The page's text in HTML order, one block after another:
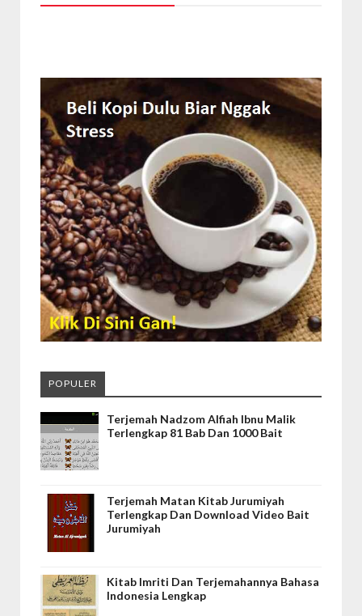
POPULER
Terjemah Nadzom Alfiah Ibnu Malik
Terlengkap 81 Bab Dan 1000 Bait
Terjemah Matan Kitab Jurumiyah
Terlengkap Dan Download Video Bait
Jurumiyah
Kitab Imriti Dan Terjemahannya Bahasa
Indonesia Lengkap